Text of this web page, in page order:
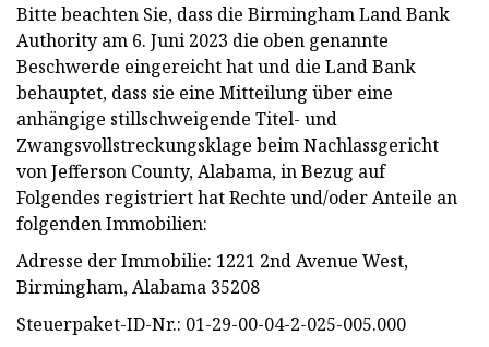
Bitte beachten Sie, dass die Birmingham Land Bank
Authority am 6. Juni 2023 die oben genannte
Beschwerde eingereicht hat und die Land Bank
behauptet, dass sie eine Mitteilung über eine
anhängige stillschweigende Titel- und
Zwangsvollstreckungsklage beim Nachlassgericht
von Jefferson County, Alabama, in Bezug auf
Folgendes registriert hat Rechte und/oder Anteile an
folgenden Immobilien:
Adresse der Immobilie: 1221 2nd Avenue West,
Birmingham, Alabama 35208
Steuerpaket-ID-Nr.: 01-29-00-04-2-025-005.000